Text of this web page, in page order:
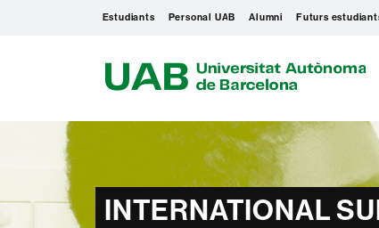
Estudiants Personal UAB Alumni Futurs
B
INTERNATIONAL